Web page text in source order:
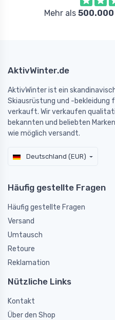
Mehr als 500.000
AktivWinter.de
AktivWinter ist ein
Skiausrüstung und -bekleidung
verkauft. Wir verkaufen
bekannten und beliebten
wie möglich versandt.
Deutschland (EUR)
Häufig gestellte Fragen
Häufig gestellte Fragen
Versand
Umtausch
Retoure
Reklamation
Nützliche Links
Kontakt
Über den Shop